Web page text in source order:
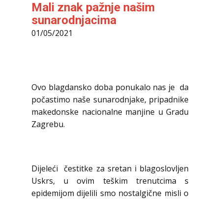
Mali znak pažnje našim
sunarodnjacima
01/05/2021
Ovo blagdansko doba ponukalo nas je da
počastimo naše sunarodnjake, pripadnike
makedonske nacionalne manjine u Gradu
Zagrebu.
Dijeleći čestitke za sretan i blagoslovljen
Uskrs, u ovim teškim trenutcima s
epidemijom dijelili smo nostalgične misli o